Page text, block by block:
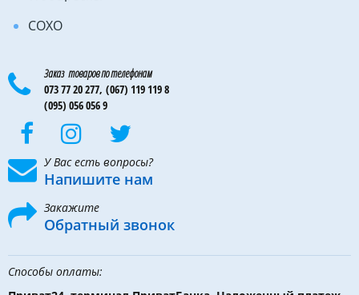
COXO
Заказ товаров по телефонам
073 77 20 277, (067) 119 119 8
(095) 056 056 9
У Вас есть вопросы?
Напишите нам
Закажите
Обратный звонок
Способы оплаты: